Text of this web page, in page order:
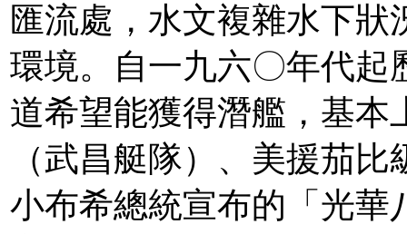
匯流處，水文複雜水下
環境。自一九六〇年代起
道希望能獲得潛艦，基本
（武昌艇隊）、美援茄
小布希總統宣布的「光華